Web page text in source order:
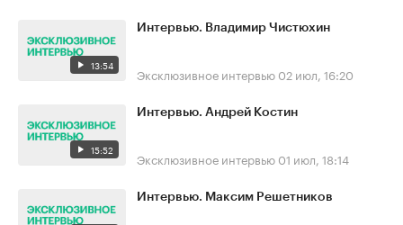
13:54
Интервью. Владимир Чистюхин
Эксклюзивное интервью 02 июл, 16:20
15:52
Интервью. Андрей Костин
Эксклюзивное интервью 01 июл, 18:14
Интервью. Максим Решетников